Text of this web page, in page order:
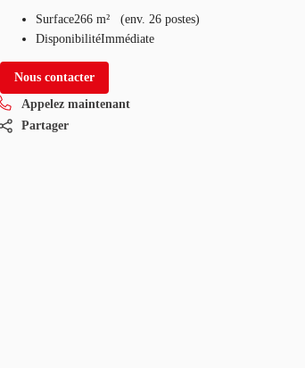
Surface266 m² (env. 26 postes)
DisponibilitéImmédiate
Nous contacter
Appelez maintenant
Partager